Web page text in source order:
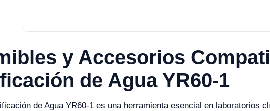
y Accesorios
de Agua YR60-1
de Agua YR60-1 es una herramienta esencial en laboratorios